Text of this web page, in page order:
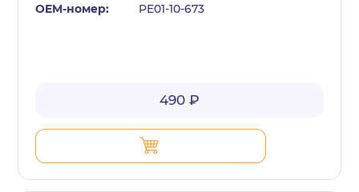
PE01-10-673
490 ₽